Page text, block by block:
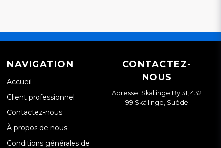
NAVIGATION
Accueil
Client professionnel
Contactez-nous
À propos de nous
Conditions générales de
CONTACTEZ-
NOUS
Adresse: Skällinge By 31, 432
99 Skällinge, Suède